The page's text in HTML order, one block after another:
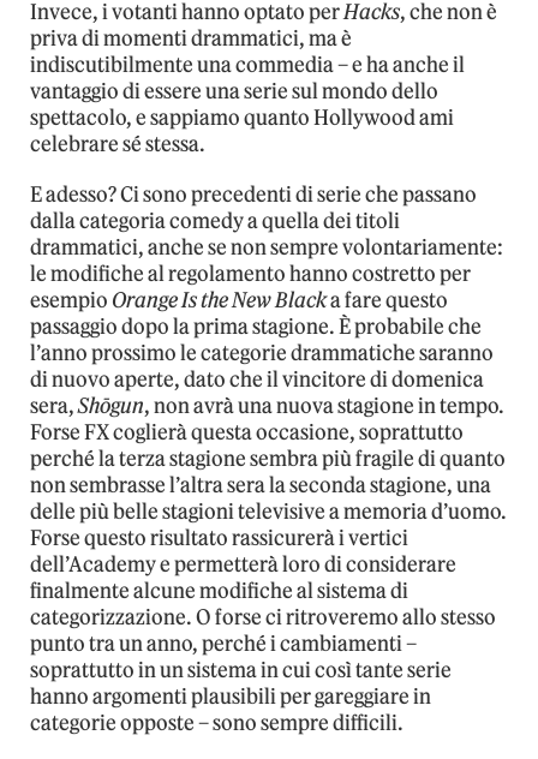
Invece, i votanti hanno optato perHacks, che non è
priva di momenti drammatici, ma è
indiscutibilmente una commedia – e ha anche il
vantaggio di essere una serie sul mondo dello
spettacolo, e sappiamo quanto Hollywood ami
celebrare sé stessa.
E adesso? Ci sono precedenti di serie che passano
dalla categoria comedy a quella dei titoli
drammatici, anche se non sempre volontariamente:
le modifiche al regolamento hanno costretto per
esempio Orange Is the New Blacka fare questo
passaggio dopo la prima stagione. È probabile che
l’anno prossimo le categorie drammatiche saranno
di nuovo aperte, dato che il vincitore di domenica
sera,Shōgun, non avrà una nuova stagione in tempo.
Forse FX coglierà questa occasione, soprattutto
perché la terza stagione sembra più fragile di quanto
non sembrasse l’altra sera la seconda stagione, una
delle più belle stagioni televisive a memoria d’uomo.
Forse questo risultato rassicurerà i vertici
dell’Academy e permetterà loro di considerare
finalmente alcune modifiche al sistema di
categorizzazione. O forse ci ritroveremo allo stesso
punto tra un anno, perché i cambiamenti –
soprattutto in un sistema in cui così tante serie
hanno argomenti plausibili per gareggiare in
categorie opposte – sono sempre difficili.